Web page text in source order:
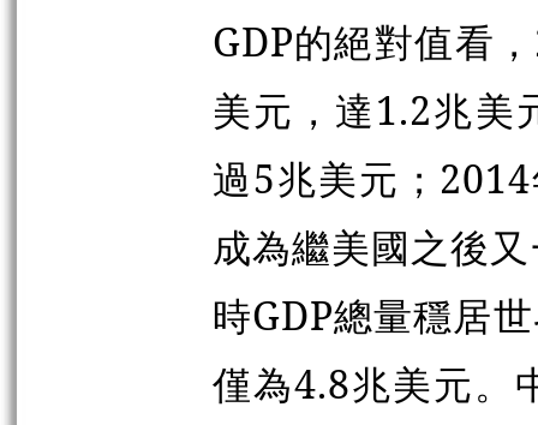
GDP的絕對值看
美元，達1.2兆美
過5兆美元；
成為繼美國之後
時GDP總量穩居
僅為4.8兆美元。